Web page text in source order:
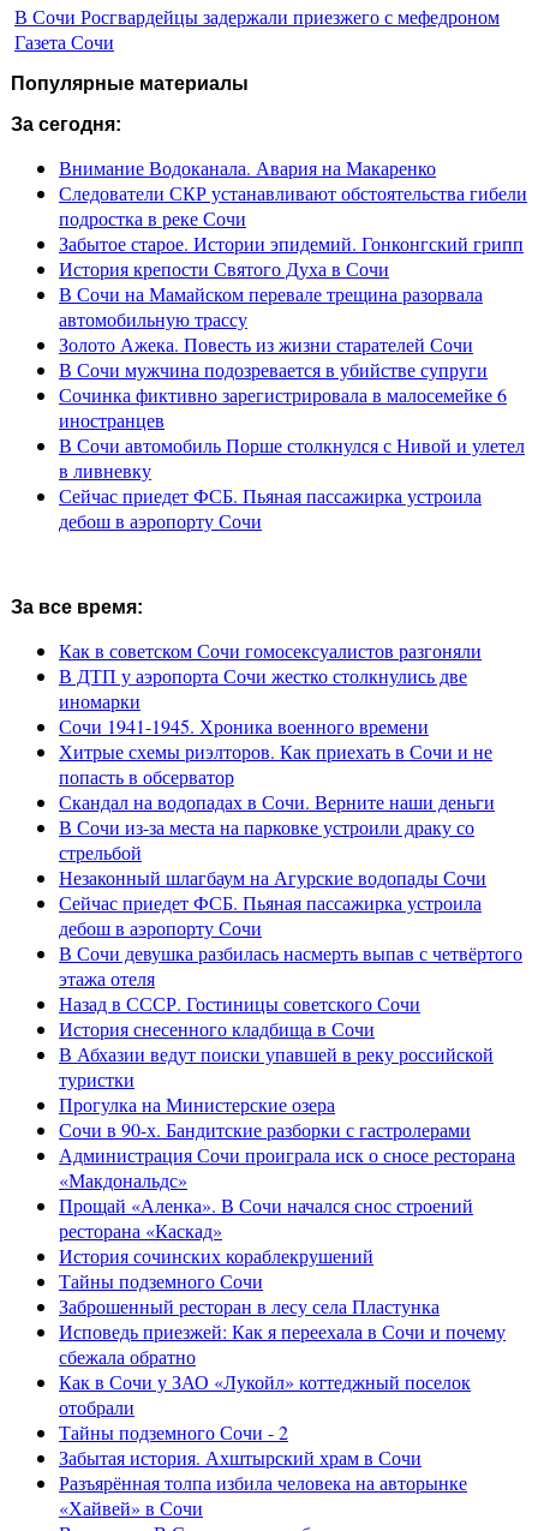
В Сочи Росгвардейцы задержали приезжего с мефедроном
Газета Сочи
Популярные материалы
За сегодня:
Внимание Водоканала. Авария на Макаренко
Следователи СКР устанавливают обстоятельства гибели
подростка в реке Сочи
Забытое старое. Истории эпидемий. Гонконгский грипп
История крепости Святого Духа в Сочи
В Сочи на Мамайском перевале трещина разорвала
автомобильную трассу
Золото Ажека. Повесть из жизни старателей Сочи
В Сочи мужчина подозревается в убийстве супруги
Сочинка фиктивно зарегистрировала в малосемейке 6
иностранцев
В Сочи автомобиль Порше столкнулся с Нивой и улетел
в ливневку
Сейчас приедет ФСБ. Пьяная пассажирка устроила
дебош в аэропорту Сочи
За все время:
Как в советском Сочи гомосексуалистов разгоняли
В ДТП у аэропорта Сочи жестко столкнулись две
иномарки
Сочи 1941-1945. Хроника военного времени
Хитрые схемы риэлторов. Как приехать в Сочи и не
попасть в обсерватор
Скандал на водопадах в Сочи. Верните наши деньги
В Сочи из-за места на парковке устроили драку со
стрельбой
Незаконный шлагбаум на Агурские водопады Сочи
Сейчас приедет ФСБ. Пьяная пассажирка устроила
дебош в аэропорту Сочи
В Сочи девушка разбилась насмерть выпав с четвёртого
этажа отеля
Назад в СССР. Гостиницы советского Сочи
История снесенного кладбища в Сочи
В Абхазии ведут поиски упавшей в реку российской
туристки
Прогулка на Министерские озера
Сочи в 90-х. Бандитские разборки с гастролерами
Администрация Сочи проиграла иск о сносе ресторана
«Макдональдс»
Прощай «Аленка». В Сочи начался снос строений
ресторана «Каскад»
История сочинских кораблекрушений
Тайны подземного Сочи
Заброшенный ресторан в лесу села Пластунка
Исповедь приезжей: Как я переехала в Сочи и почему
сбежала обратно
Как в Сочи у ЗАО «Лукойл» коттеджный поселок
отобрали
Тайны подземного Сочи - 2
Забытая история. Ахштырский храм в Сочи
Разъярённая толпа избила человека на авторынке
«Хайвей» в Сочи